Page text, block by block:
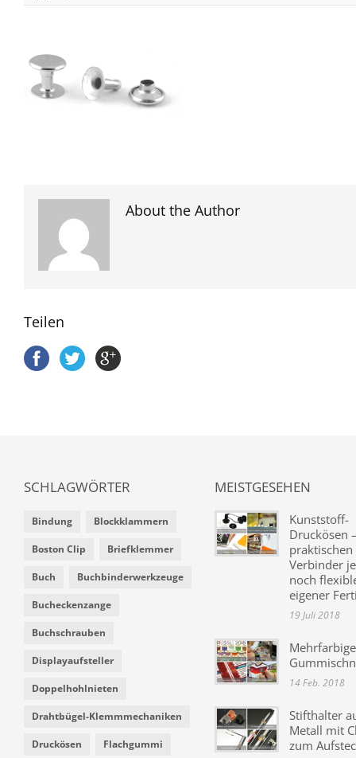
About the Author
Teilen
SCHLAGWÖRTER
Bindung Blockklammern
Boston Clip Briefklemmer
Buch Buchbinderwerkzeuge
Bucheckenzange
Buchschrauben
Displayaufsteller
Doppelhohlnieten
Drahtbügel-Klemmmechaniken
Druckösen Flachgummi
MEISTGESEHEN
Kunststoff-
Druckösen
praktischen
Verbinder
noch
eigener
19 Juli 2018
Mehrfarbige
14 Feb. 2018
Stifthalter
Metall mit
zum